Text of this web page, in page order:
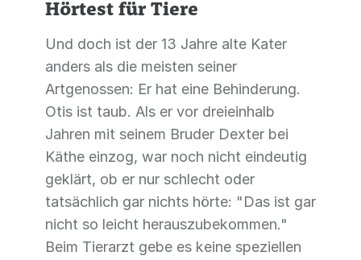
Hörtest für Tiere
Und doch ist der 13 Jahre alte Kater
anders als die meisten seiner
Artgenossen: Er hat eine Behinderung.
Otis ist taub. Als er vor dreieinhalb
Jahren mit seinem Bruder Dexter bei
Käthe einzog, war noch nicht eindeutig
geklärt, ob er nur schlecht oder
tatsächlich gar nichts hörte: "Das ist gar
nicht so leicht herauszubekommen."
Beim Tierarzt gebe es keine speziellen